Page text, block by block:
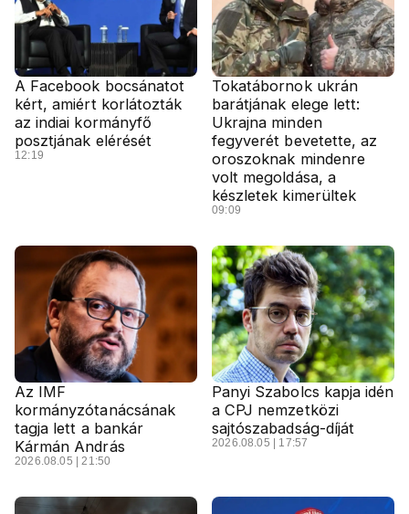
A Facebook bocsánatot
kért, amiért korlátozták
az indiai kormányfő
posztjának elérését
12:19
Tokatábornok ukrán
barátjának elege lett:
Ukrajna minden
fegyverét bevetette, az
oroszoknak mindenre
volt megoldása, a
készletek kimerültek
09:09
Az IMF
kormányzótanácsának
tagja lett a bankár
Kármán András
2026.08.05 | 21:50
Panyi Szabolcs kapja idén
a CPJ nemzetközi
sajtószabadság-díját
2026.08.05 | 17:57